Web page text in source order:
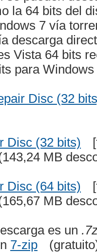
la 64 bits del
7 vía
descarga
Vista 64 bits
para Windows
Disc (32
Disc (32 bits)
MB
Disc (64 bits)
MB
es un
7-zip